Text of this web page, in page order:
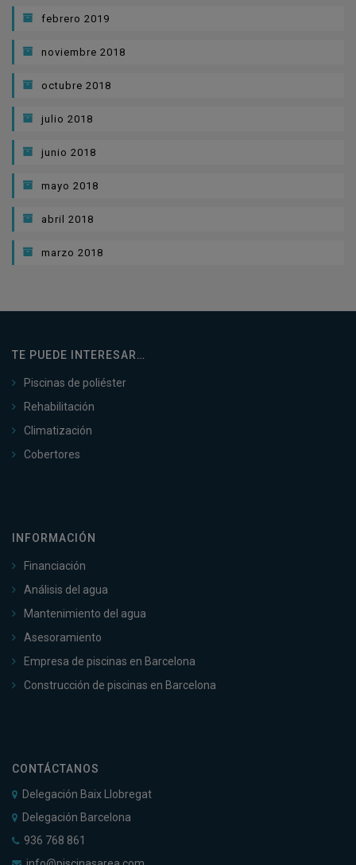
febrero 2019
noviembre 2018
octubre 2018
julio 2018
junio 2018
mayo 2018
abril 2018
marzo 2018
TE PUEDE INTERESAR…
Piscinas de poliéster
Rehabilitación
Climatización
Cobertores
INFORMACIÓN
Financiación
Análisis del agua
Mantenimiento del agua
Asesoramiento
Empresa de piscinas en Barcelona
Construcción de piscinas en Barcelona
CONTÁCTANOS
Delegación Baix Llobregat
Delegación Barcelona
936 768 861